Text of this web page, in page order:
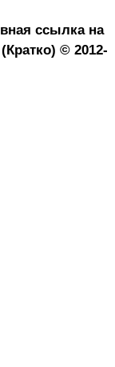
ссылка на
© 2012-